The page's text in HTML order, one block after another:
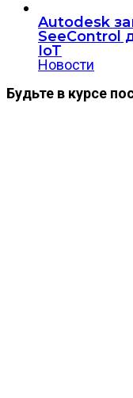
Autodesk
SeeControl
IoT
Новости
Будьте в курсе